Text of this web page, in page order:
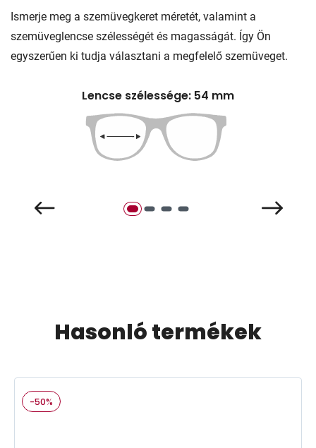
Ismerje meg a szemüvegkeret méretét, valamint a
szemüveglencse szélességét és magasságát. Így Ön
egyszerűen ki tudja választani a megfelelő szemüveget.
Lencse szélessége: 54 mm
Hasonló termékek
-50%